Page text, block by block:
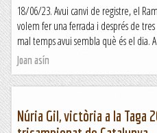
18/06/23. Avui canvi de registre, el
volem fer una ferrada i després de
mal temps avui sembla què és el dia.
Joan asín
Núria Gil, victòria a la Taga